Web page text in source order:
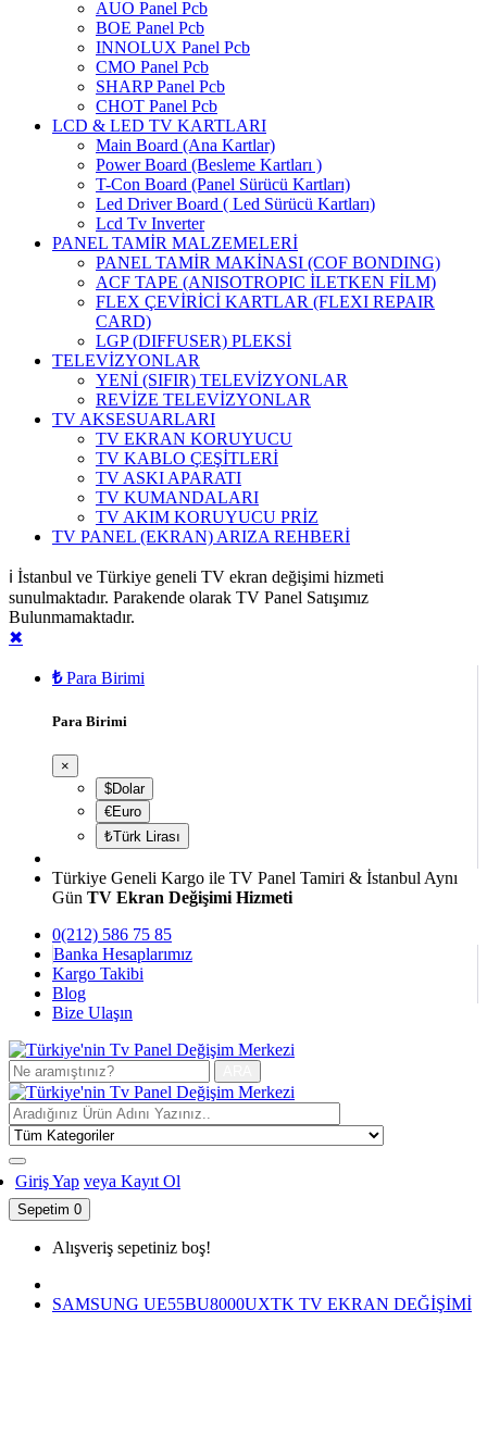
AUO Panel Pcb
BOE Panel Pcb
INNOLUX Panel Pcb
CMO Panel Pcb
SHARP Panel Pcb
CHOT Panel Pcb
LCD & LED TV KARTLARI
Main Board (Ana Kartlar)
Power Board (Besleme Kartları )
T-Con Board (Panel Sürücü Kartları)
Led Driver Board ( Led Sürücü Kartları)
Lcd Tv Inverter
PANEL TAMİR MALZEMELERİ
PANEL TAMİR MAKİNASI (COF BONDING)
ACF TAPE (ANISOTROPIC İLETKEN FİLM)
FLEX ÇEVİRİCİ KARTLAR (FLEXI REPAIR
CARD)
LGP (DIFFUSER) PLEKSİ
TELEVİZYONLAR
YENİ (SIFIR) TELEVİZYONLAR
REVİZE TELEVİZYONLAR
TV AKSESUARLARI
TV EKRAN KORUYUCU
TV KABLO ÇEŞİTLERİ
TV ASKI APARATI
TV KUMANDALARI
TV AKIM KORUYUCU PRİZ
TV PANEL (EKRAN) ARIZA REHBERİ
ℹ️ İstanbul ve Türkiye geneli TV ekran değişimi hizmeti
sunulmaktadır. Parakende olarak TV Panel Satışımız
Bulunmamaktadır.
✖
₺ Para Birimi
Para Birimi
×
$Dolar
€Euro
₺Türk Lirası
Türkiye Geneli Kargo ile TV Panel Tamiri & İstanbul Aynı
Gün TV Ekran Değişimi Hizmeti
0(212) 586 75 85
Banka Hesaplarımız
Kargo Takibi
Blog
Bize Ulaşın
Giriş Yap veya Kayıt Ol
Sepetim 0
Alışveriş sepetiniz boş!
SAMSUNG UE55BU8000UXTK TV EKRAN DEĞİŞİMİ